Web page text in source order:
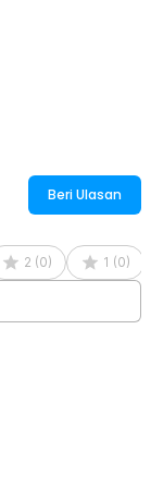
Beri Ulasan
2 (0) 1 (0)